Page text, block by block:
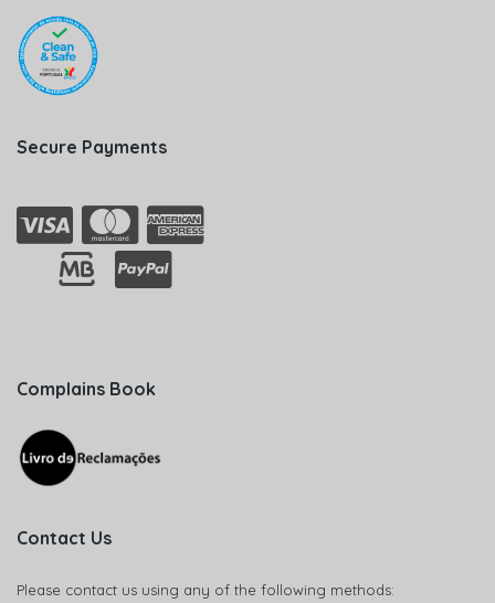
Secure Payments
Complains Book
Contact Us
Please contact us using any of the following methods: